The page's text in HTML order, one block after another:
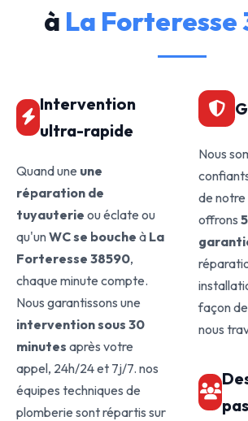
à La Forteresse
Intervention
ultra-rapide
Quand une une
réparation de
tuyauterie ou éclate ou
qu'unWC se bouche à La
Forteresse 38590,
chaque minute compte.
Nous garantissons une
intervention sous 30
minutes après votre
appel, 24h/24 et 7j/7. nos
équipes techniques de
plomberie sont répartis sur
Nous
de notre
offrons
façon
nous